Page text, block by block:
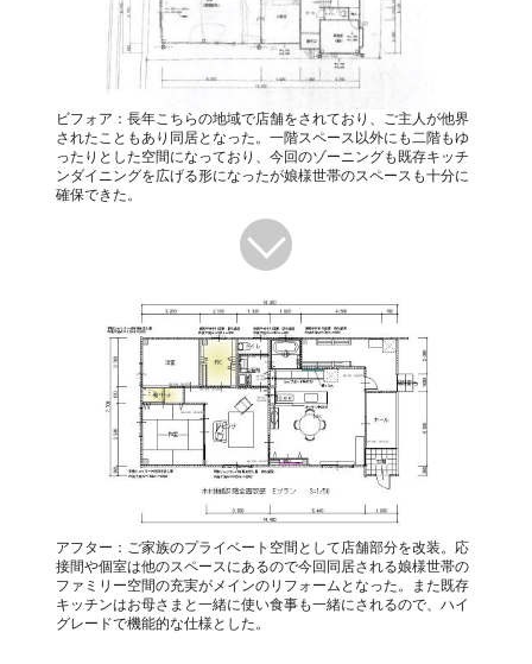
ビフォア：長年こちらの地域で店舗をされており、ご主人が他界
されたこともあり同居となった。一階スペース以外にも二階もゆ
ったりとした空間になっており、今回のゾーニングも既存キッチ
ンダイニングを広げる形になったが娘様世帯のスペースも十分に
確保できた。
アフター：ご家族のプライベート空間として店舗部分を改装。応
接間や個室は他のスペースにあるので今回同居される娘様世帯の
ファミリー空間の充実がメインのリフォームとなった。また既存
キッチンはお母さまと一緒に使い食事も一緒にされるので、ハイ
グレードで機能的な仕様とした。